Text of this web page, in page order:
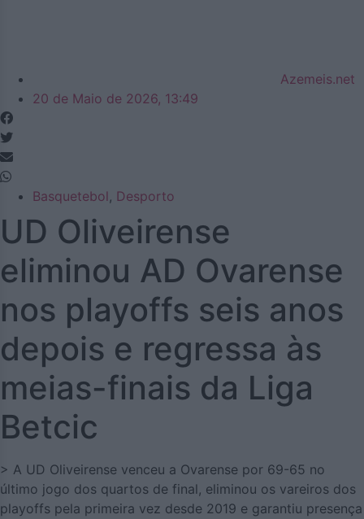
Azemeis.net
20 de Maio de 2026, 13:49
Basquetebol, Desporto
UD Oliveirense
eliminou AD Ovarense
nos playoffs seis anos
depois e regressa às
meias-finais da Liga
Betcic
> A UD Oliveirense venceu a Ovarense por 69-65 no
último jogo dos quartos de final, eliminou os vareiros dos
playoffs pela primeira vez desde 2019 e garantiu presença